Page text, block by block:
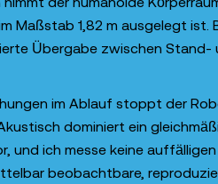
Maßstab 1,82 m ausgelegt ist.
Übergabe zwischen Stand-
im Ablauf stoppt der
dominiert ein
und ich messe keine auffälligen
beobachtbare,